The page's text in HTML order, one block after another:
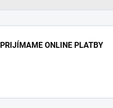
PRIJÍMAME ONLINE PLATBY